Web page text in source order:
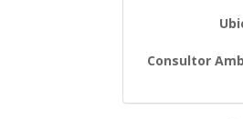
Consultor